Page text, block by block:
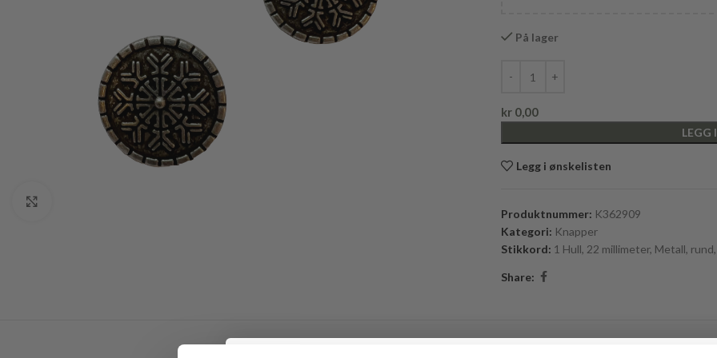
På lager
kr0,00
LEGG
Legg i ønskelisten
Produktnummer: K362909
Kategori: Knapper
Stikkord: 1 Hull, 22 millimeter, Metall, rund,
Share: